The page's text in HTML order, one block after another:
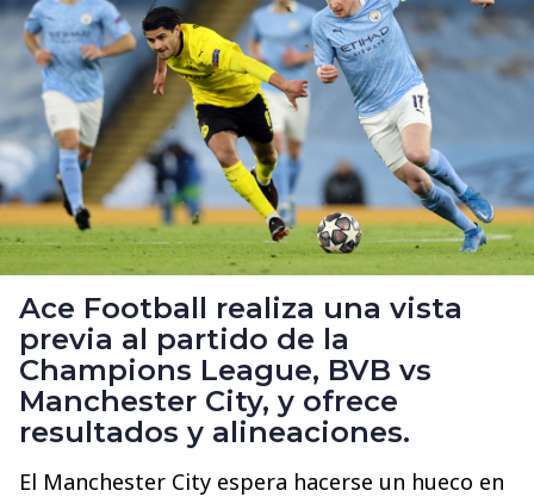
Ace Football realiza una vista
previa al partido de la
Champions League, BVB vs
Manchester City, y ofrece
resultados y alineaciones.
El Manchester City espera hacerse un hueco en